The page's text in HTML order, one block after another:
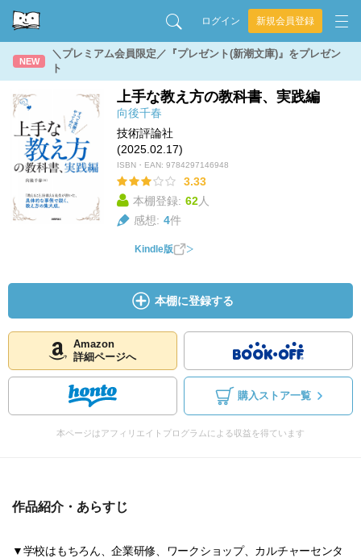
ログイン 新規会員登録
NEW
＼プレミアム会員限定／『プレゼント(新潮文庫)』をプレゼン
ト
上手な教え方の教科書、実践編
向後千春
技術評論社
(2025.02.17)
ISBN・EAN: 9784297146948
3.33
本棚登録: 62人
感想: 4件
Kindle版
本棚に登録する
Amazon
詳細ページへ
購入ストア一覧
本ページはアフィリエイトプログラムによる収益を得ています
作品紹介・あらすじ
▼学校はもちろん、企業研修、ワークショップ、カルチャーセンタ